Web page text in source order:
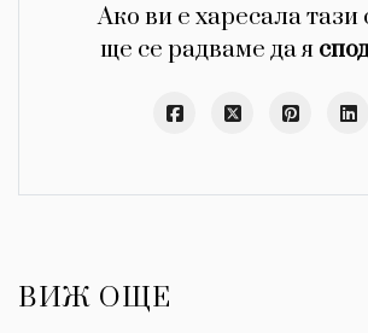
Ако ви е харесала тази
ще се радваме да я
ВИЖ ОЩЕ